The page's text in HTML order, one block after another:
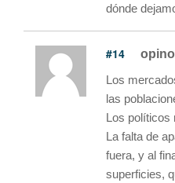
dónde
#14 opino
Los
las
Los políticos
La falta de
fuera, y al
superficies,